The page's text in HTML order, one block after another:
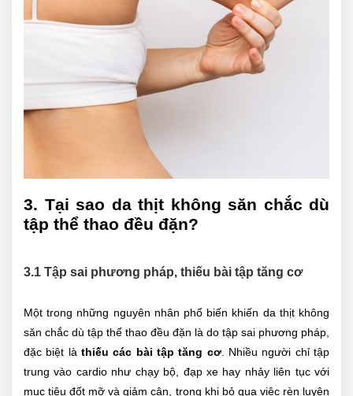
3. Tại sao da thịt không săn chắc dù
tập thể thao đều đặn?
3.1 Tập sai phương pháp, thiếu bài tập tăng cơ
Một trong những nguyên nhân phổ biến khiến da thịt không
săn chắc dù tập thể thao đều đặn là do tập sai phương pháp,
đặc biệt là thiếu các bài tập tăng cơ. Nhiều người chỉ tập
trung vào cardio như chạy bộ, đạp xe hay nhảy liên tục với
mục tiêu đốt mỡ và giảm cân, trong khi bỏ qua việc rèn luyện